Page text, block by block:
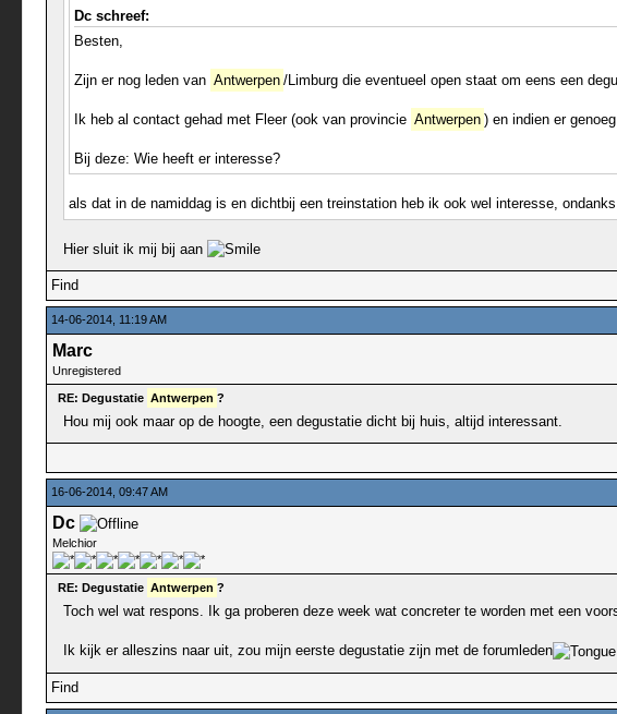
Dc schreef:
Besten,
Zijn er nog leden van Antwerpen /Limburg die eventueel open staat om eens een
Ik heb al contact gehad met Fleer (ook van provincie Antwerpen ) en indien er
Bij deze: Wie heeft er interesse?
als dat in de namiddag is en dichtbij een treinstation heb ik ook wel interesse,
Hier sluit ik mij bij aan
Find
14-06-2014, 11:19 AM
Marc
Unregistered
RE: Degustatie Antwerpen ?
Hou mij ook maar op de hoogte, een degustatie dicht bij huis, altijd interessant.
16-06-2014, 09:47 AM
Dc
Melchior
RE: Degustatie Antwerpen ?
Toch wel wat respons. Ik ga proberen deze week wat concreter te worden met een
Ik kijk er alleszins naar uit, zou mijn eerste degustatie zijn met de forumleden
Find